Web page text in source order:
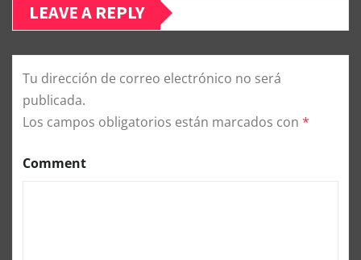
LEAVE A REPLY
Tu dirección de correo electrónico no será
publicada.
Los campos obligatorios están marcados con *
Comment